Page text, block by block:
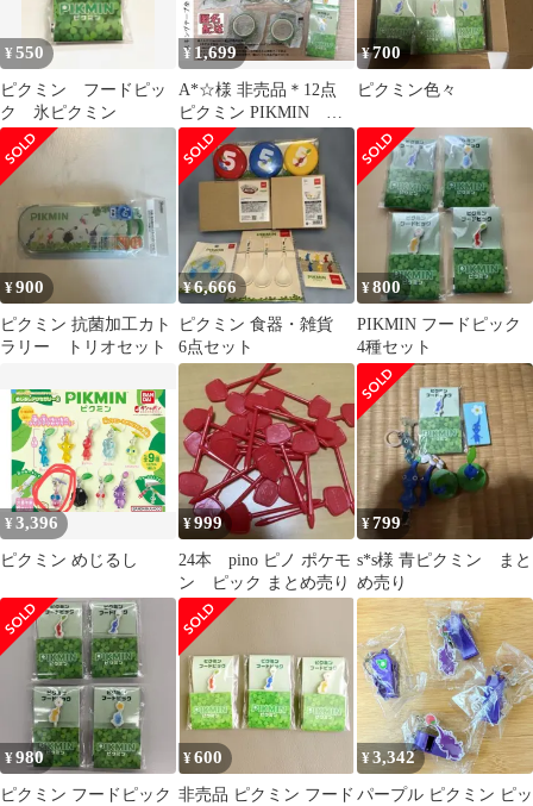
¥550
ピクミン フードピッ
ク 氷ピクミン
¥ 1,699
A*☆様 非売品＊12点
ピクミン PIKMIN マ
ステ マスキングテー
プ フー
¥700
ピクミン色々
¥900
ピクミン 抗菌加工カト
ラリー トリオセット
¥6,666
ピクミン 食器・雑貨
6点セット
¥800
PIKMIN フードピック
4種セット
¥3,396
ピクミン めじるし
¥999
24本 pino ピノ ポケモ
ン ピック まとめ売り
¥799
s*s様 青ピクミン まと
め売り
¥980
ピクミン フードピック
¥600
非売品 ピクミン フード
¥3,342
パープル ピクミン ピッ